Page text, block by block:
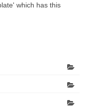
which has this